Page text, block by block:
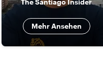
The Santiago Insider
Mehr Ansehen